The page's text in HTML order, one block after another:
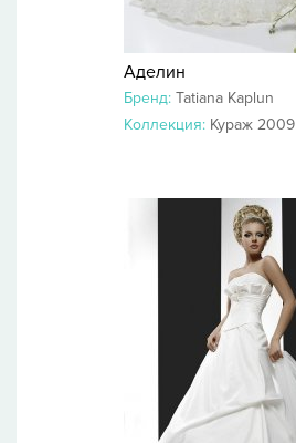
Аделин
Бренд: Tatiana Kaplun
Коллекция: Кураж 2009